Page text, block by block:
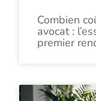
Combien
avocat :
premier